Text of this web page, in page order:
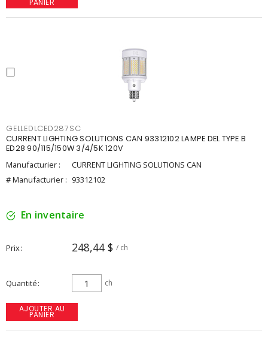
PANIER
GELLEDLCED287SC
CURRENT LIGHTING SOLUTIONS CAN 93312102 LAMPE DEL TYPE B
ED28 90/115/150W 3/4/5K 120V
Manufacturier :
CURRENT LIGHTING SOLUTIONS CAN
# Manufacturier : 93312102
En inventaire
Prix 248,44 $ / ch
Quantité ch
AJOUTER AU
PANIER